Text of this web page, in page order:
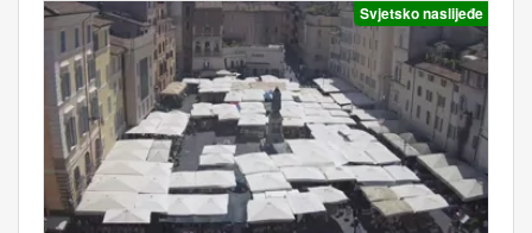
Svjetsko naslijeđe